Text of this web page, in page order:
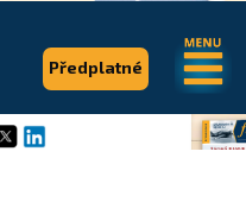
Předplatné
.